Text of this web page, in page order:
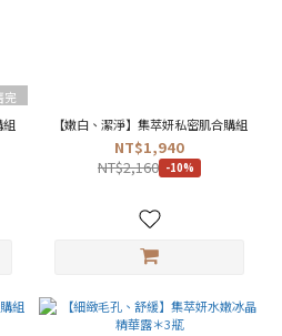
完
組
【嫩白、潔淨】集萃妍私密肌合購組
NT$1,940
NT$2,160 -10%